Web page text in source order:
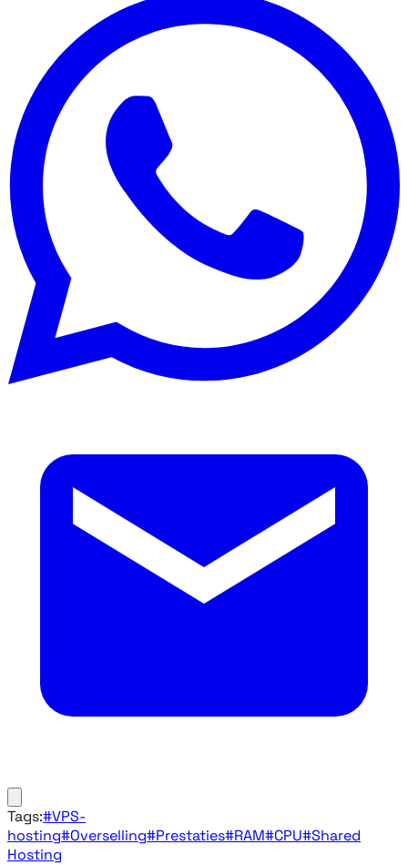
Tags:#VPS-
hosting#Overselling#Prestaties#RAM#CPU#Shared
Hosting